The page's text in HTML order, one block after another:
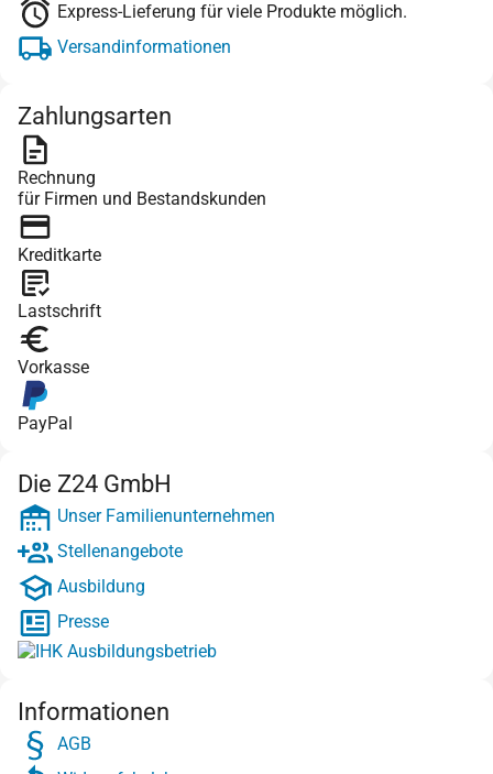
Express-Lieferung für viele Produkte möglich.
Versandinformationen
Zahlungsarten
Rechnung
für Firmen und Bestandskunden
Kreditkarte
Lastschrift
Vorkasse
PayPal
Die Z24 GmbH
Unser Familienunternehmen
Stellenangebote
Ausbildung
Presse
Informationen
AGB